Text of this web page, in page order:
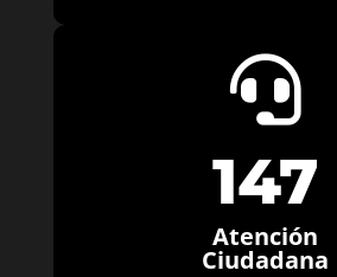

147
Atención
Ciudadana